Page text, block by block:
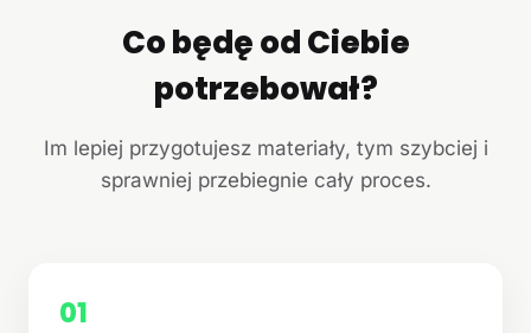
Co będę od Ciebie
potrzebował?
Im lepiej przygotujesz materiały, tym szybciej i
sprawniej przebiegnie cały proces.
01